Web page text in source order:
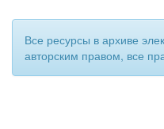
Все ресурсы в архиве
авторским правом, все